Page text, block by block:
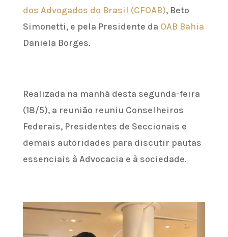
dos Advogados do Brasil (CFOAB), Beto
Simonetti, e pela Presidente da OAB Bahia
Daniela Borges.
Realizada na manhã desta segunda-feira
(18/5), a reunião reuniu Conselheiros
Federais, Presidentes de Seccionais e
demais autoridades para discutir pautas
essenciais à Advocacia e à sociedade.